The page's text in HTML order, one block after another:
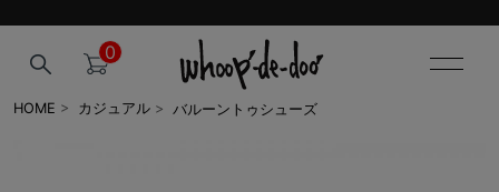
0
HOME > カジュアル > バルーントゥシューズ